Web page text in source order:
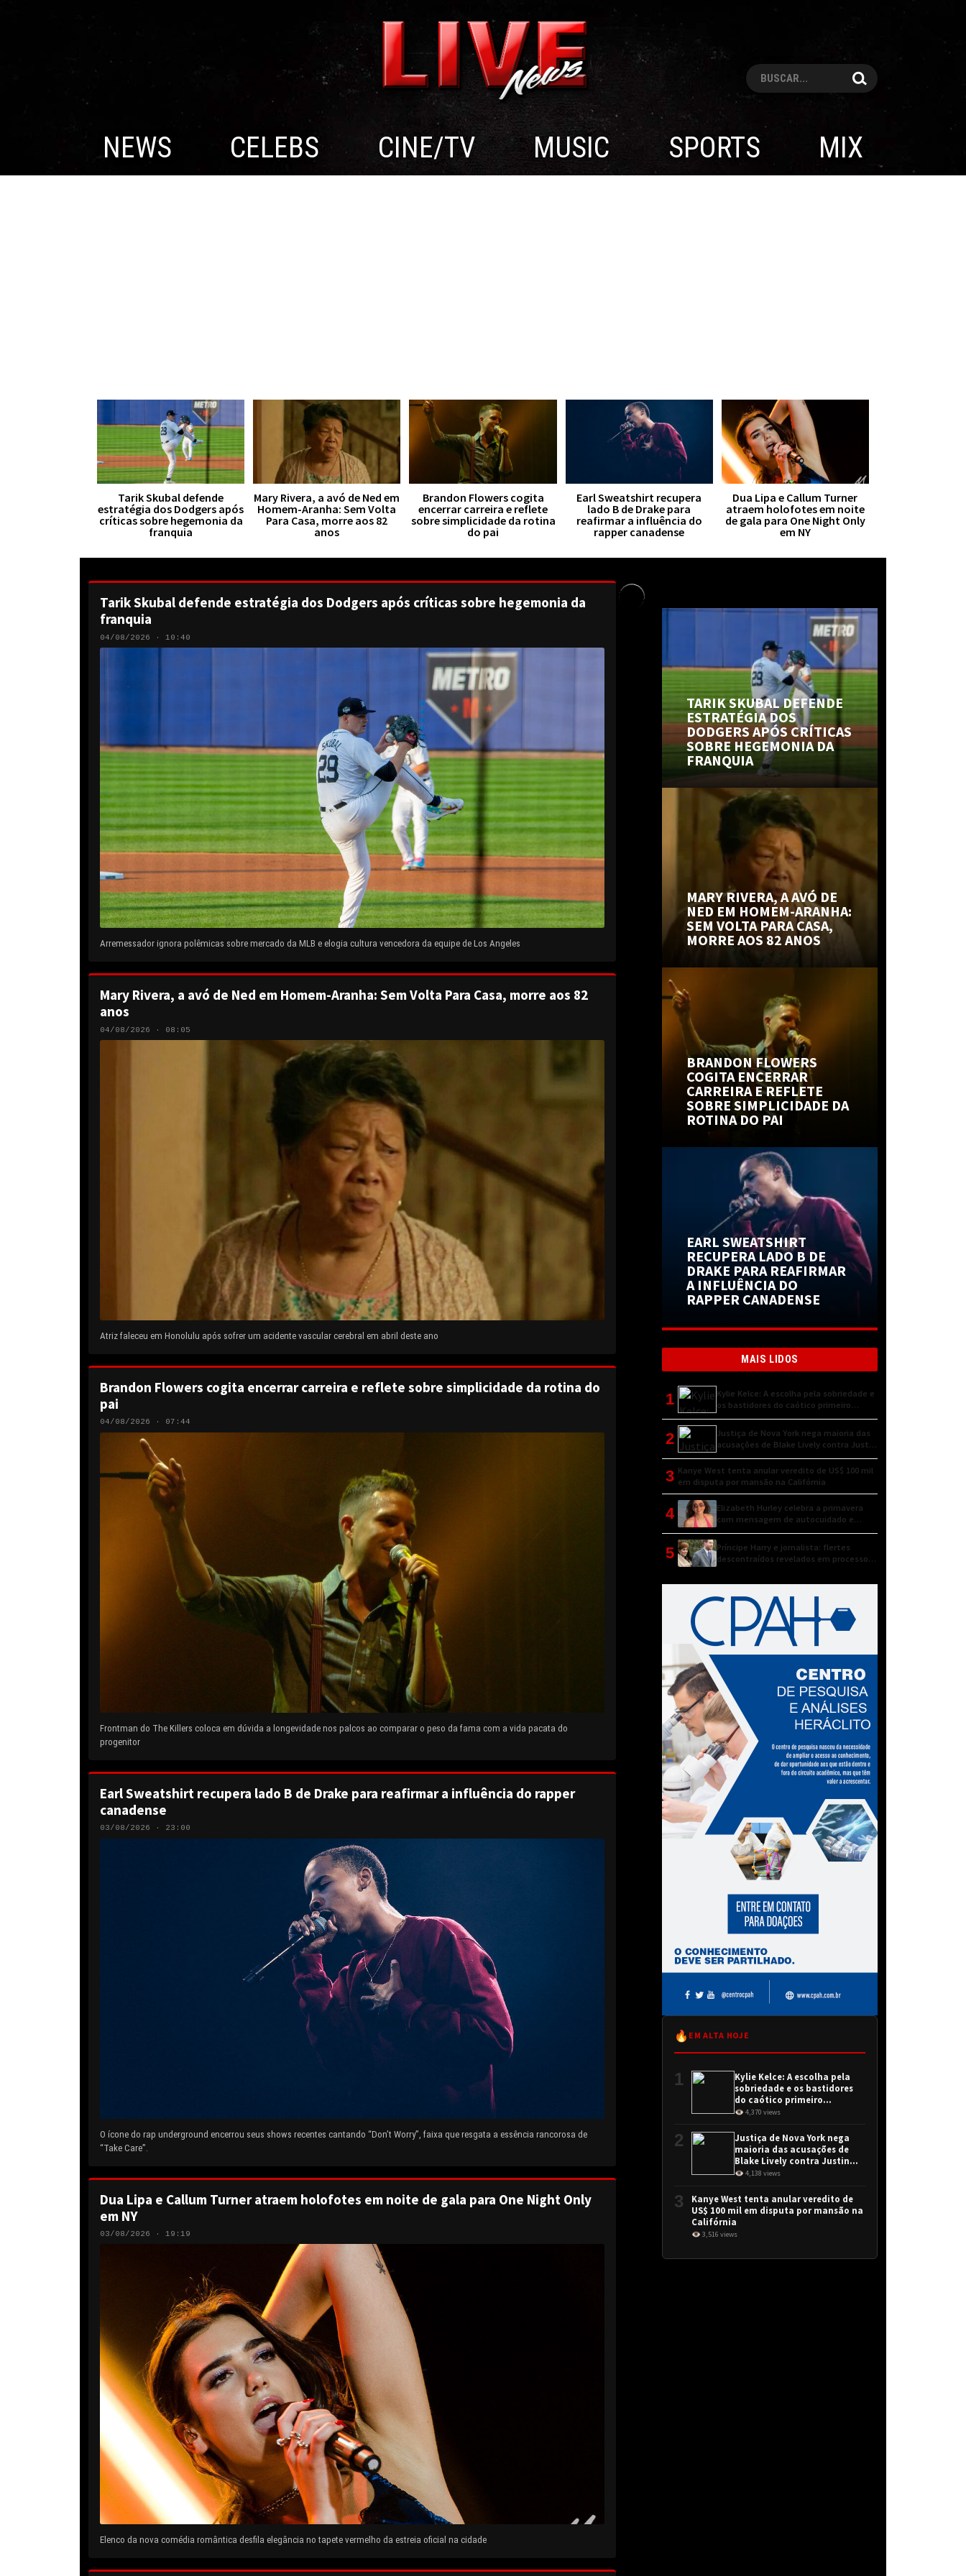
Pesquisar
NEWS CELEBS CINE/TV MUSIC SPORTS MIX
Tarik Skubal defende
estratégia dos Dodgers após
críticas sobre hegemonia da
franquia
Mary Rivera, a avó de Ned em
Homem-Aranha: Sem Volta
Para Casa, morre aos 82
anos
Brandon Flowers cogita
encerrar carreira e reflete
sobre simplicidade da rotina
do pai
Earl Sweatshirt recupera
lado B de Drake para
reafirmar a influência do
rapper canadense
Dua Lipa e Callum Turner
atraem holofotes em noite
de gala para One Night Only
em NY
Tarik Skubal defende estratégia dos Dodgers após críticas sobre hegemonia da
franquia
04/08/2026 · 10:40
Arremessador ignora polêmicas sobre mercado da MLB e elogia cultura vencedora da equipe de Los Angeles
Mary Rivera, a avó de Ned em Homem-Aranha: Sem Volta Para Casa, morre aos 82
anos
04/08/2026 · 08:05
Atriz faleceu em Honolulu após sofrer um acidente vascular cerebral em abril deste ano
Brandon Flowers cogita encerrar carreira e reflete sobre simplicidade da rotina do
pai
04/08/2026 · 07:44
Frontman do The Killers coloca em dúvida a longevidade nos palcos ao comparar o peso da fama com a vida pacata do
progenitor
Earl Sweatshirt recupera lado B de Drake para reafirmar a influência do rapper
canadense
03/08/2026 · 23:00
O ícone do rap underground encerrou seus shows recentes cantando “Don’t Worry”, faixa que resgata a essência rancorosa de
“Take Care”.
Dua Lipa e Callum Turner atraem holofotes em noite de gala para One Night Only
em NY
03/08/2026 · 19:19
Elenco da nova comédia romântica desfila elegância no tapete vermelho da estreia oficial na cidade
TARIK SKUBAL DEFENDE
ESTRATÉGIA DOS
DODGERS APÓS CRÍTICAS
SOBRE HEGEMONIA DA
FRANQUIA
MARY RIVERA, A AVÓ DE
NED EM HOMEM-ARANHA:
SEM VOLTA PARA CASA,
MORRE AOS 82 ANOS
BRANDON FLOWERS
COGITA ENCERRAR
CARREIRA E REFLETE
SOBRE SIMPLICIDADE DA
ROTINA DO PAI
EARL SWEATSHIRT
RECUPERA LADO B DE
DRAKE PARA REAFIRMAR
A INFLUÊNCIA DO
RAPPER CANADENSE
MAIS LIDOS
1
Kylie Kelce: A escolha pela sobriedade e
os bastidores do caótico primeiro
encontro
2
Justiça de Nova York nega maioria das
acusações de Blake Lively contra Justin
Baldoni
3 Kanye West tenta anular veredito de US$ 100 mil
em disputa por mansão na Califórnia
4
Elizabeth Hurley celebra a primavera
com mensagem de autocuidado e
conexão natural
5
Príncipe Harry e jornalista: flertes
descontraídos revelados em processo
🔥 EM ALTA HOJE
1
Kylie Kelce: A escolha pela
sobriedade e os bastidores
do caótico primeiro
encontro
👁 4,370 views
2
Justiça de Nova York nega
maioria das acusações de
Blake Lively contra Justin
Baldoni
👁 4,138 views
3
Kanye West tenta anular veredito de
US$ 100 mil em disputa por mansão na
Califórnia
👁 3,516 views